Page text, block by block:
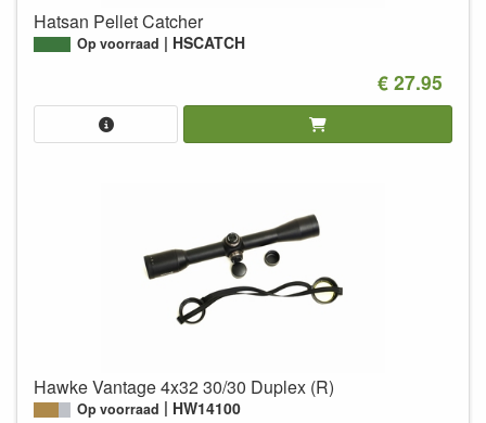
Hatsan Pellet Catcher
Op voorraad HSCATCH
€ 27.95
Hawke Vantage 4x32 30/30 Duplex (R)
Op voorraad HW14100